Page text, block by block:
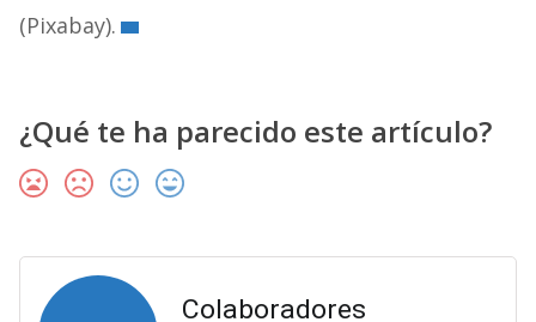
(Pixabay).
¿Qué te ha parecido este artículo?
Colaboradores